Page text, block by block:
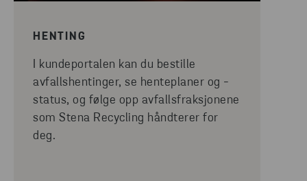
HENTING
I kundeportalen kan du bestille
avfallshentinger, se henteplaner og -
status, og følge opp avfallsfraksjonene
som Stena Recycling håndterer for
deg.